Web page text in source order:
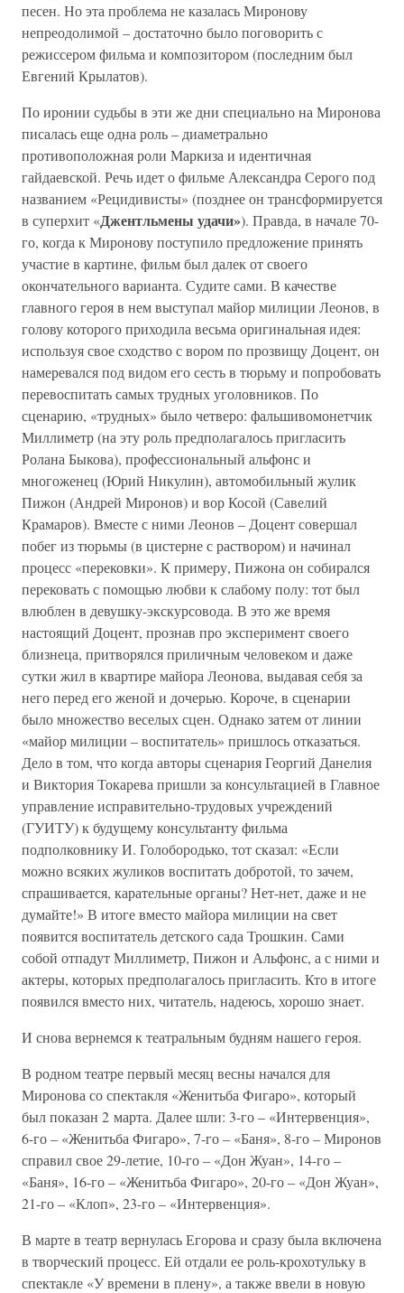
песен. Но эта проблема не казалась Миронову
непреодолимой – достаточно было поговорить с
режиссером фильма и композитором (последним был
Евгений Крылатов).
По иронии судьбы в эти же дни специально на Миронова
писалась еще одна роль – диаметрально
противоположная роли Маркиза и идентичная
гайдаевской. Речь идет о фильме Александра Серого под
названием «Рецидивисты» (позднее он трансформируется
в суперхит «Джентльмены удачи»). Правда, в начале 70-
го, когда к Миронову поступило предложение принять
участие в картине, фильм был далек от своего
окончательного варианта. Судите сами. В качестве
главного героя в нем выступал майор милиции Леонов, в
голову которого приходила весьма оригинальная идея:
используя свое сходство с вором по прозвищу Доцент, он
намеревался под видом его сесть в тюрьму и попробовать
перевоспитать самых трудных уголовников. По
сценарию, «трудных» было четверо: фальшивомонетчик
Миллиметр (на эту роль предполагалось пригласить
Ролана Быкова), профессиональный альфонс и
многоженец (Юрий Никулин), автомобильный жулик
Пижон (Андрей Миронов) и вор Косой (Савелий
Крамаров). Вместе с ними Леонов – Доцент совершал
побег из тюрьмы (в цистерне с раствором) и начинал
процесс «перековки». К примеру, Пижона он собирался
перековать с помощью любви к слабому полу: тот был
влюблен в девушку-экскурсовода. В это же время
настоящий Доцент, прознав про эксперимент своего
близнеца, притворялся приличным человеком и даже
сутки жил в квартире майора Леонова, выдавая себя за
него перед его женой и дочерью. Короче, в сценарии
было множество веселых сцен. Однако затем от линии
«майор милиции – воспитатель» пришлось отказаться.
Дело в том, что когда авторы сценария Георгий Данелия
и Виктория Токарева пришли за консультацией в Главное
управление исправительно-трудовых учреждений
(ГУИТУ) к будущему консультанту фильма
подполковнику И. Голобородько, тот сказал: «Если
можно всяких жуликов воспитать добротой, то зачем,
спрашивается, карательные органы? Нет-нет, даже и не
думайте!» В итоге вместо майора милиции на свет
появится воспитатель детского сада Трошкин. Сами
собой отпадут Миллиметр, Пижон и Альфонс, а с ними и
актеры, которых предполагалось пригласить. Кто в итоге
появился вместо них, читатель, надеюсь, хорошо знает.
И снова вернемся к театральным будням нашего героя.
В родном театре первый месяц весны начался для
Миронова со спектакля «Женитьба Фигаро», который
был показан 2 марта. Далее шли: 3-го – «Интервенция»,
6-го – «Женитьба Фигаро», 7-го – «Баня», 8-го – Миронов
справил свое 29-летие, 10-го – «Дон Жуан», 14-го –
«Баня», 16-го – «Женитьба Фигаро», 20-го – «Дон Жуан»,
21-го – «Клоп», 23-го – «Интервенция».
В марте в театр вернулась Егорова и сразу была включена
в творческий процесс. Ей отдали ее роль-крохотульку в
спектакле «У времени в плену», а также ввели в новую